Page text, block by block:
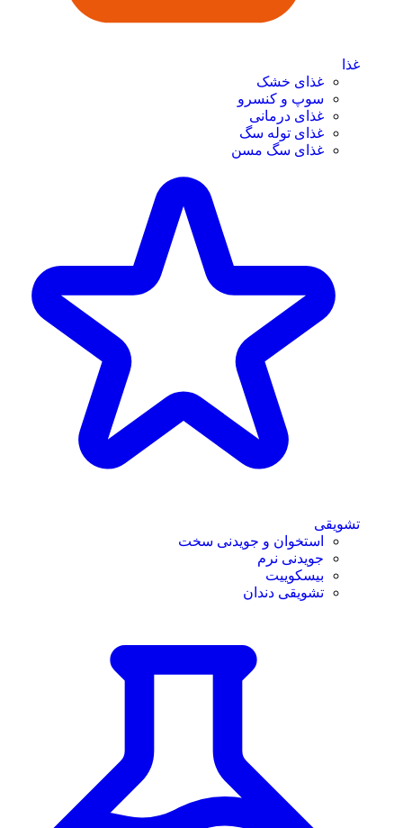
غذا
غذای خشک
سوپ و کنسرو
غذای درمانی
غذای توله سگ
غذای سگ مسن
تشویقی
استخوان و جویدنی سخت
جویدنی نرم
بیسکوییت
تشویقی دندان